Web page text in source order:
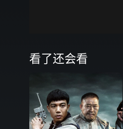
看了还会看